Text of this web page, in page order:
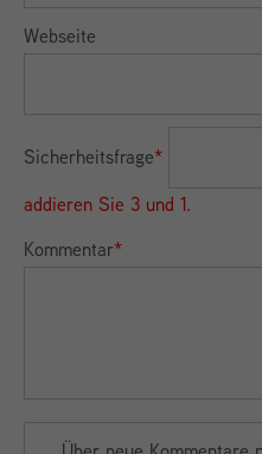
Webseite
Sicherheitsfrage*
addieren Sie 3 und 1.
Kommentar*